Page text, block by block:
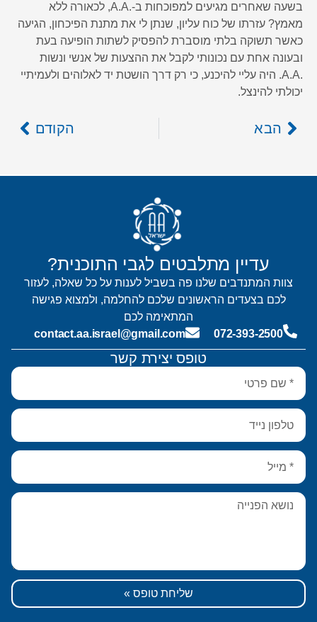
בשעה שאחרים מגיעים למפוכחות ב-.A.A, לכאורה ללא
מאמץ? עזרתו של כוח עליון, שנתן לי את מתנת הפיכחון, הגיעה
כאשר תשוקה בלתי מוסברת להפסיק לשתות הופיעה בעת
ובעונה אחת עם נכונותי לקבל את ההצעות של אנשי ונשות
.A.A. היה עליי להיכנע, כי רק דרך הושטת יד לאלוהים ולעמיתיי
יכולתי להינצל.
הבא הקודם
טופס יצירת קשר
שליחת טופס »
עדיין מתלבטים לגבי התוכנית?
צוות המתנדבים שלנו פה בשביל לענות על כל שאלה, לעזור
לכם בצעדים הראשונים שלכם להחלמה, ולמצוא פגישה
המתאימה לכם
072-393-2500
contact.aa.israel@gmail.com